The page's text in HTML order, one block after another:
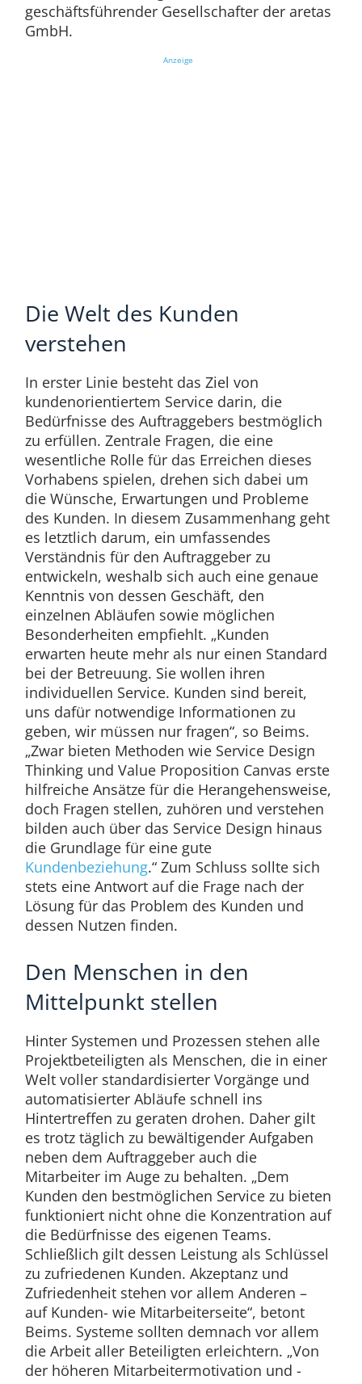
geschäftsführender Gesellschafter der aretas
GmbH.
Anzeige
Die Welt des Kunden
verstehen
In erster Linie besteht das Ziel von
kundenorientiertem Service darin, die
Bedürfnisse des Auftraggebers bestmöglich
zu erfüllen. Zentrale Fragen, die eine
wesentliche Rolle für das Erreichen dieses
Vorhabens spielen, drehen sich dabei um
die Wünsche, Erwartungen und Probleme
des Kunden. In diesem Zusammenhang geht
es letztlich darum, ein umfassendes
Verständnis für den Auftraggeber zu
entwickeln, weshalb sich auch eine genaue
Kenntnis von dessen Geschäft, den
einzelnen Abläufen sowie möglichen
Besonderheiten empfiehlt. „Kunden
erwarten heute mehr als nur einen Standard
bei der Betreuung. Sie wollen ihren
individuellen Service. Kunden sind bereit,
uns dafür notwendige Informationen zu
geben, wir müssen nur fragen“, so Beims.
„Zwar bieten Methoden wie Service Design
Thinking und Value Proposition Canvas erste
hilfreiche Ansätze für die Herangehensweise,
doch Fragen stellen, zuhören und verstehen
bilden auch über das Service Design hinaus
die Grundlage für eine gute
Kundenbeziehung.“ Zum Schluss sollte sich
stets eine Antwort auf die Frage nach der
Lösung für das Problem des Kunden und
dessen Nutzen finden.
Den Menschen in den
Mittelpunkt stellen
Hinter Systemen und Prozessen stehen alle
Projektbeteiligten als Menschen, die in einer
Welt voller standardisierter Vorgänge und
automatisierter Abläufe schnell ins
Hintertreffen zu geraten drohen. Daher gilt
es trotz täglich zu bewältigender Aufgaben
neben dem Auftraggeber auch die
Mitarbeiter im Auge zu behalten. „Dem
Kunden den bestmöglichen Service zu bieten
funktioniert nicht ohne die Konzentration auf
die Bedürfnisse des eigenen Teams.
Schließlich gilt dessen Leistung als Schlüssel
zu zufriedenen Kunden. Akzeptanz und
Zufriedenheit stehen vor allem Anderen –
auf Kunden- wie Mitarbeiterseite“, betont
Beims. Systeme sollten demnach vor allem
die Arbeit aller Beteiligten erleichtern. „Von
der höheren Mitarbeitermotivation und -